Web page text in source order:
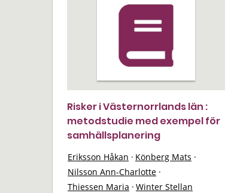
Risker i Västernorrlands län :
metodstudie med exempel för
samhällsplanering
Eriksson Håkan · Könberg Mats ·
Nilsson Ann-Charlotte ·
Thiessen Maria · Winter Stellan